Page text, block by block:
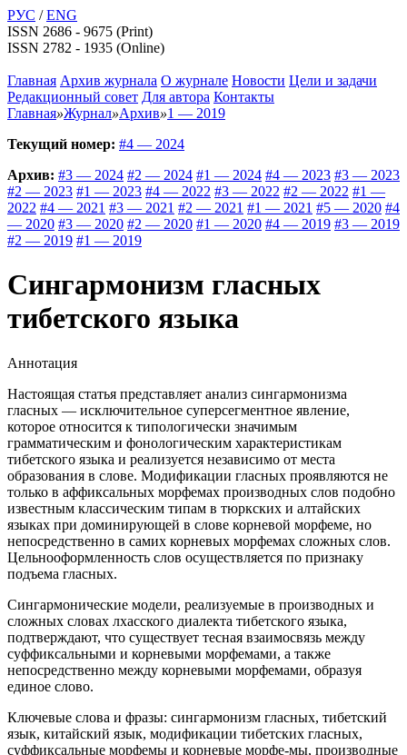
РУС /ENG
ISSN 2686 - 9675 (Print)
ISSN 2782 - 1935 (Online)
Главная Архив журнала О журнале Новости Цели и задачи
Редакционный совет Для автора Контакты
Главная»Журнал»Архив»1 — 2019
Текущий номер: #4 — 2024
Архив: #3 — 2024 #2 — 2024 #1 — 2024 #4 — 2023 #3 — 2023
#2 — 2023 #1 — 2023 #4 — 2022 #3 — 2022 #2 — 2022 #1 —
2022 #4 — 2021 #3 — 2021 #2 — 2021 #1 — 2021 #5 — 2020 #4
— 2020 #3 — 2020 #2 — 2020 #1 — 2020 #4 — 2019 #3 — 2019
#2 — 2019 #1 — 2019
Сингармонизм гласных
тибетского языка
Аннотация
Настоящая статья представляет анализ сингармонизма
гласных — исключительное суперсегментное явление,
которое относится к типологически значимым
грамматическим и фонологическим характеристикам
тибетского языка и реализуется независимо от места
образования в слове. Модификации гласных проявляются не
только в аффиксальных морфемах производных слов подобно
известным классическим типам в тюркских и алтайских
языках при доминирующей в слове корневой морфеме, но
непосредственно в самих корневых морфемах сложных слов.
Цельнооформленность слов осуществляется по признаку
подъема гласных.
Сингармонические модели, реализуемые в производных и
сложных словах лхасского диалекта тибетского языка,
подтверждают, что существует тесная взаимосвязь между
суффиксальными и корневыми морфемами, а также
непосредственно между корневыми морфемами, образуя
единое слово.
Ключевые слова и фразы: сингармонизм гласных, тибетский
язык, китайский язык, модификации тибетских гласных,
суффиксальные морфемы и корневые морфе-мы, производные